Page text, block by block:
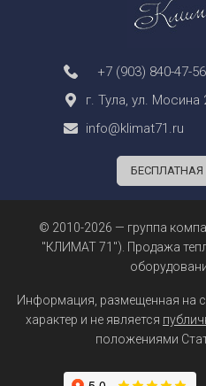
+7 (903) 840-47-56
г. Тула, ул.
info@klimat71.ru
БЕСПЛАТНАЯ
© 2010-2026 — группа
"КЛИМАТ 71"). Продажа
Информация, размещенная на
характер и не является
положениями